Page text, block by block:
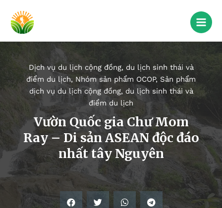
Dịch vụ du lịch cộng đồng, du lịch sinh thái và
điểm du lịch, Nhóm sản phẩm OCOP, Sản phẩm
dịch vụ du lịch cộng đồng, du lịch sinh thái và
điểm du lịch
Vườn Quốc gia Chư Mom
Ray – Di sản ASEAN độc đáo
nhất tây Nguyên